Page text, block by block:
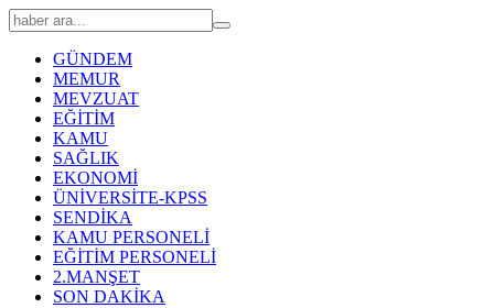
GÜNDEM
MEMUR
MEVZUAT
EĞİTİM
KAMU
SAĞLIK
EKONOMİ
ÜNİVERSİTE-KPSS
SENDİKA
KAMU PERSONELİ
EĞİTİM PERSONELİ
2.MANŞET
SON DAKİKA